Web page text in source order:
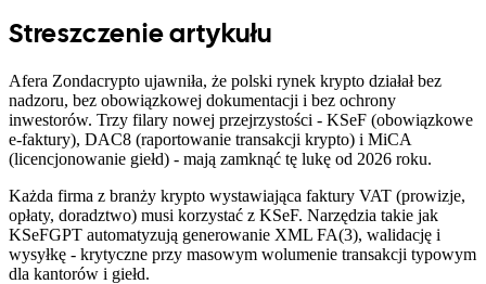
Streszczenie artykułu
Afera Zondacrypto ujawniła, że polski rynek krypto działał bez
nadzoru, bez obowiązkowej dokumentacji i bez ochrony
inwestorów. Trzy filary nowej przejrzystości - KSeF (obowiązkowe
e-faktury), DAC8 (raportowanie transakcji krypto) i MiCA
(licencjonowanie giełd) - mają zamknąć tę lukę od 2026 roku.
Każda firma z branży krypto wystawiająca faktury VAT (prowizje,
opłaty, doradztwo) musi korzystać z KSeF. Narzędzia takie jak
KSeFGPT automatyzują generowanie XML FA(3), walidację i
wysyłkę - krytyczne przy masowym wolumenie transakcji typowym
dla kantorów i giełd.